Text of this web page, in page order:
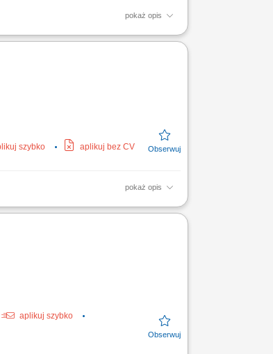
pokaż opis
der Qualifikation und Erfahrung
szybko aplikuj bez CV
pokaż opis
standardów jakościowych
aplikuj szybko